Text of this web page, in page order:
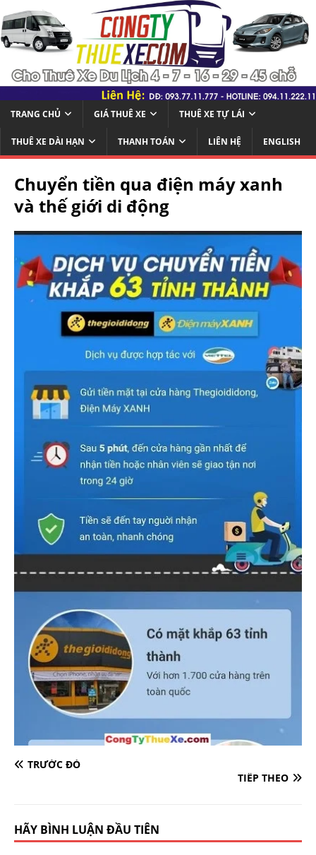
TRANG CHỦ GIÁ THUÊ XE THUÊ XE TỰ LÁI
THUÊ XE DÀI HẠN THANH TOÁN LIÊN HỆ ENGLISH
Chuyển tiền qua điện máy xanh
và thế giới di động
TRƯỚC ĐÓ
TIẾP THEO
HÃY BÌNH LUẬN ĐẦU TIÊN